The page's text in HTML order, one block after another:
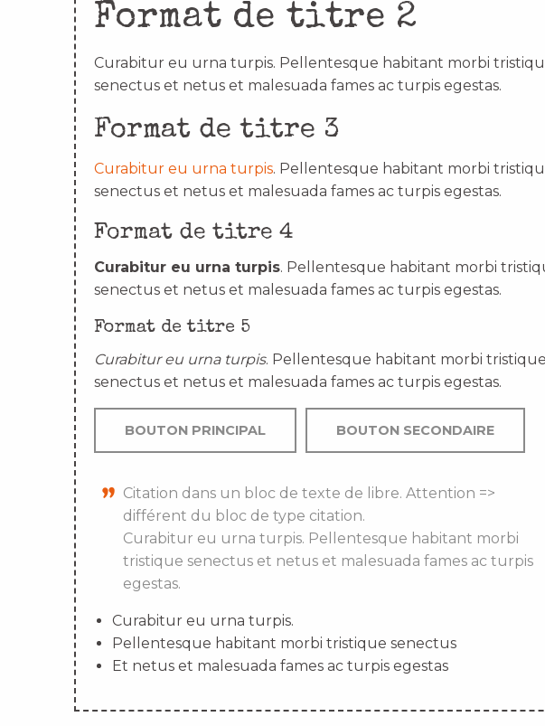
Format de titre 2
Curabitur eu urna turpis. Pellentesque habitant morbi
senectus et netus et malesuada fames ac turpis egestas.
Format de titre 3
Curabitur eu urna turpis. Pellentesque habitant morbi
senectus et netus et malesuada fames ac turpis egestas.
Format de titre 4
Curabitur eu urna turpis. Pellentesque habitant morbi
senectus et netus et malesuada fames ac turpis egestas.
Format de titre 5
Curabitur eu urna turpis. Pellentesque habitant morbi tristique
senectus et netus et malesuada fames ac turpis egestas.
BOUTON PRINCIPAL BOUTON SECONDAIRE
Citation dans un bloc de texte de libre. Attention =>
différent du bloc de type citation.
Curabitur eu urna turpis. Pellentesque habitant morbi
tristique senectus et netus et malesuada fames ac turpis
egestas.
Curabitur eu urna turpis.
Pellentesque habitant morbi tristique senectus
Et netus et malesuada fames ac turpis egestas